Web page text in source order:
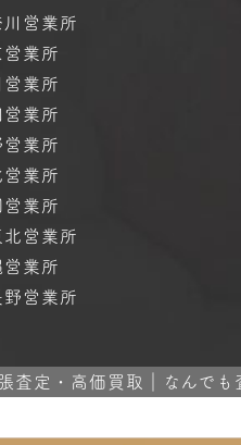
川営業所
営業所
営業所
営業所
営業所
営業所
営業所
北営業所
営業所
野営業所
定・高価買取｜なんで